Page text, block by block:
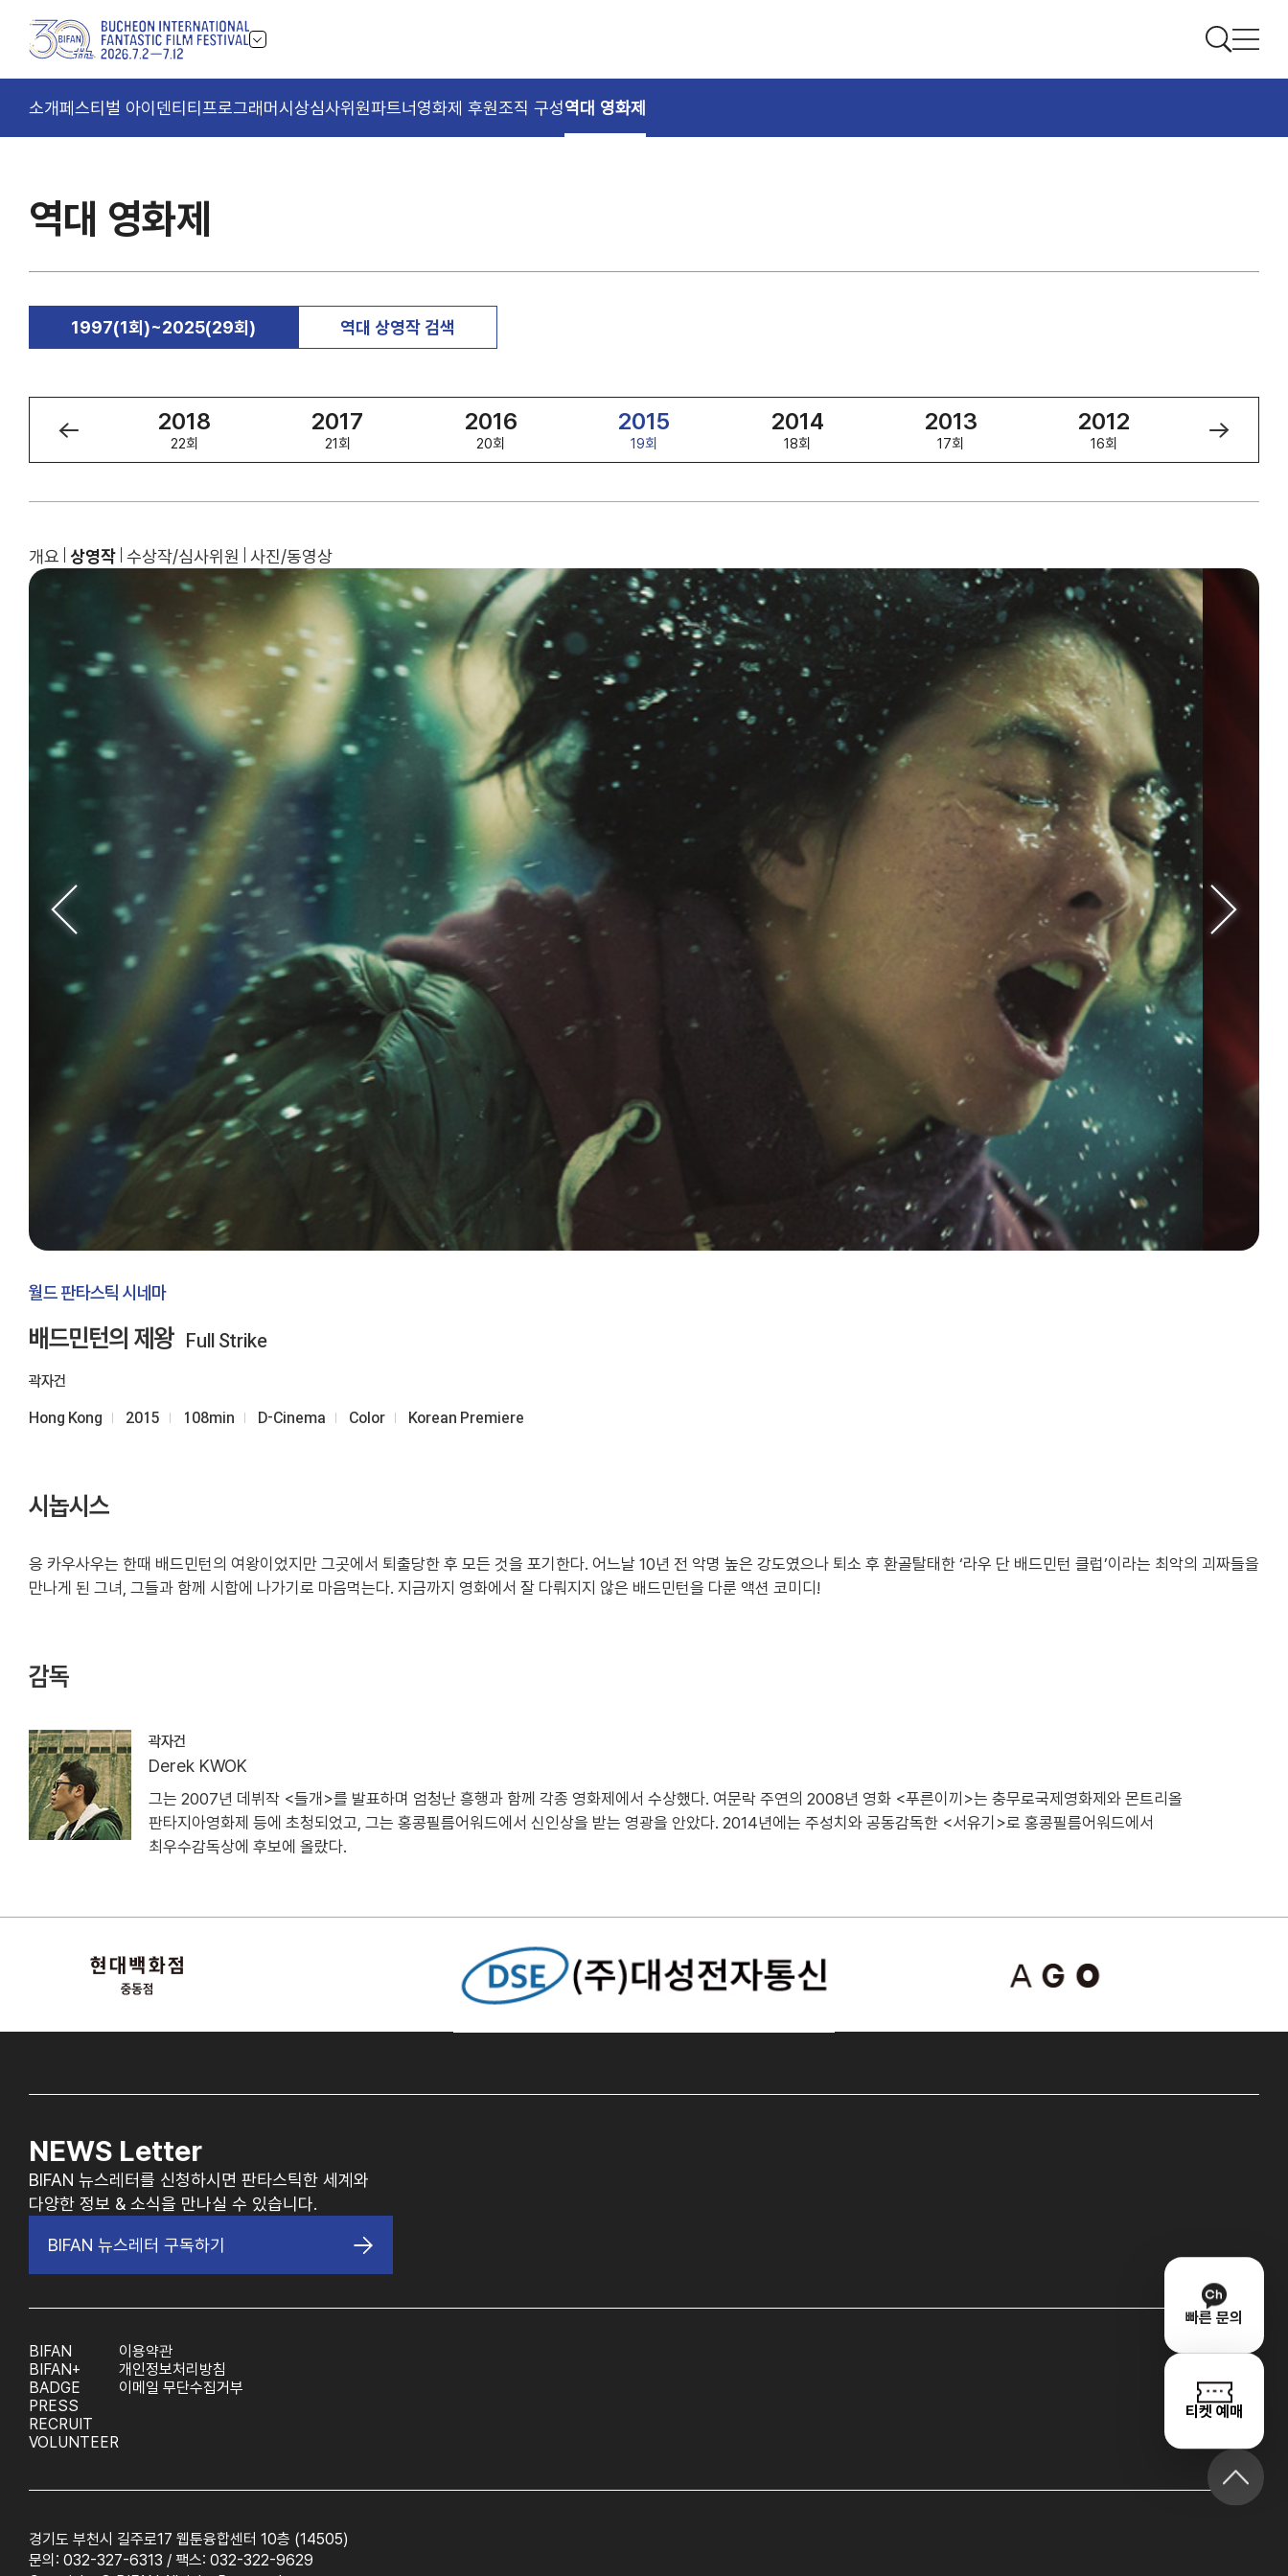
빠른 문의
티켓 예매
소개페스티벌 아이덴티티 프로그래머시상심사위원파트너영화제 후원조직 구성역대 영화제
역대 영화제
1997(1회)~2025(29회) 역대 상영작 검색
2018
22회
2017
21회
2016
20회
2015
19회
2014
18회
2013
17회
2012
16회
개요 상영작 수상작/심사위원 사진/동영상
월드 판타스틱 시네마
배드민턴의 제왕 Full Strike
곽자건
Hong Kong 2015 108min D-Cinema Color Korean Premiere
시놉시스
응 카우사우는 한때 배드민턴의 여왕이었지만 그곳에서 퇴출당한 후 모든 것을 포기한다. 어느날 10년 전 악명 높은 강도였으나 퇴소 후 환골탈태한 ‘라우 단 배드민턴 클럽’이라는 최악의 괴짜들을
만나게 된 그녀, 그들과 함께 시합에 나가기로 마음먹는다. 지금까지 영화에서 잘 다뤄지지 않은 배드민턴을 다룬 액션 코미디!
감독
곽자건
Derek KWOK
그는 2007년 데뷔작 <들개>를 발표하며 엄청난 흥행과 함께 각종 영화제에서 수상했다. 여문락 주연의 2008년 영화 <푸른이끼>는 충무로국제영화제와 몬트리올
판타지아영화제 등에 초청되었고, 그는 홍콩필름어워드에서 신인상을 받는 영광을 안았다. 2014년에는 주성치와 공동감독한 <서유기>로 홍콩필름어워드에서
최우수감독상에 후보에 올랐다.
NEWS Letter
BIFAN 뉴스레터를 신청하시면 판타스틱한 세계와
다양한 정보 & 소식을 만나실 수 있습니다.
BIFAN 뉴스레터 구독하기
BIFAN
BIFAN+
BADGE
PRESS
RECRUIT
VOLUNTEER
이용약관
개인정보처리방침
이메일 무단수집거부
경기도 부천시 길주로17 웹툰융합센터 10층 (14505)
문의: 032-327-6313 / 팩스: 032-322-9629